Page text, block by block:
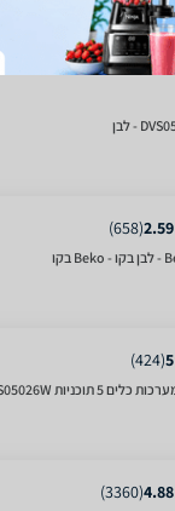
2.59
(
658
)
5
(
424
)
4.88
(
3360
)